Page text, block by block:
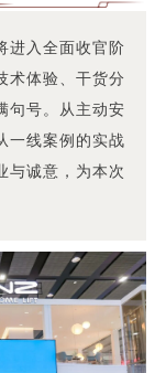
进入全面收官阶
术体验、干货分
句号。从主动安
一线案例的实战
与诚意，为本次